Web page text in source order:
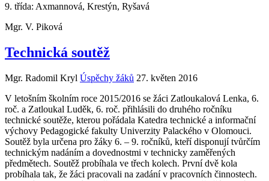
9. třída: Axmannová, Krestýn, Ryšavá
Mgr. V. Piková
Technická soutěž
Mgr. Radomil Kryl Úspěchy žáků 27. květen 2016
V letošním školním roce 2015/2016 se žáci Zatloukalová Lenka, 6.
roč. a Zatloukal Luděk, 6. roč. přihlásili do druhého ročníku
technické soutěže, kterou pořádala Katedra technické a informační
výchovy Pedagogické fakulty Univerzity Palackého v Olomouci.
Soutěž byla určena pro žáky 6. – 9. ročníků, kteří disponují tvůrčím
technickým nadáním a dovednostmi v technicky zaměřených
předmětech. Soutěž probíhala ve třech kolech. První dvě kola
probíhala tak, že žáci pracovali na zadání v pracovních činnostech.